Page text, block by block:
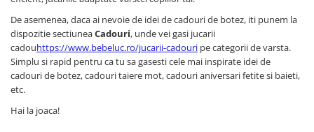
De asemenea, daca ai nevoie de idei de cadouri de botez, iti punem la
dispozitie sectiuneaCadouri, unde vei gasi jucarii
cadouhttps://www.bebeluc.ro/jucarii-cadouri pe categorii de varsta.
Simplu si rapid pentru ca tu sa gasesti cele mai inspirate idei de
cadouri de botez, cadouri taiere mot, cadouri aniversari fetite si baieti,
etc.
Hai la joaca!